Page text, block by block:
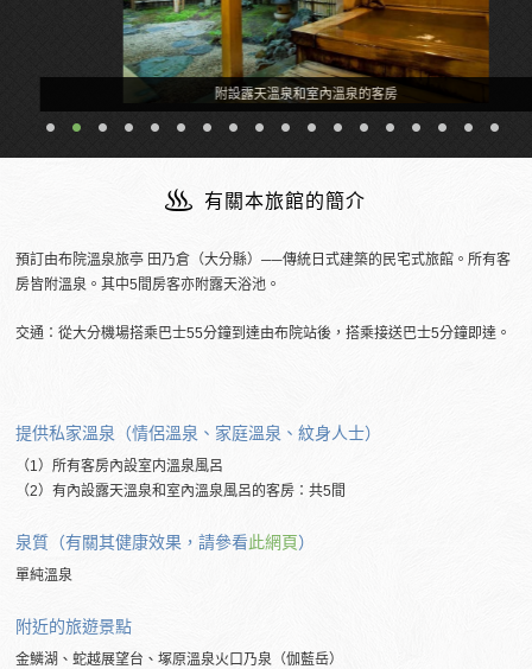
附設露天溫泉和室內溫泉的客房
有關本旅館的簡介
預訂由布院溫泉旅亭 田乃倉（大分縣）──傳統日式建築的民宅式旅館。所有客
房皆附溫泉。其中5間房客亦附露天浴池。
交通：從大分機場搭乘巴士55分鐘到達由布院站後，搭乘接送巴士5分鐘即達。
提供私家溫泉（情侶溫泉、家庭溫泉、紋身人士）
（1）所有客房內設室内溫泉風呂
（2）有內設露天溫泉和室內溫泉風呂的客房：共5間
泉質（有關其健康效果，請參看此網頁）
單純溫泉
附近的旅遊景點
金鱗湖、蛇越展望台、塚原溫泉火口乃泉（伽藍岳）